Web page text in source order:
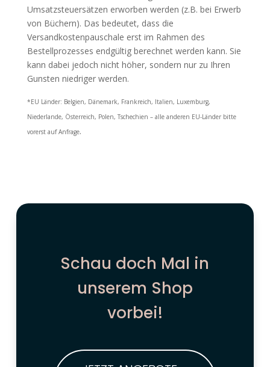
Umsatzsteuersätzen erworben werden (z.B. bei Erwerb
von Büchern). Das bedeutet, dass die
Versandkostenpauschale erst im Rahmen des
Bestellprozesses endgültig berechnet werden kann. Sie
kann dabei jedoch nicht höher, sondern nur zu Ihren
Gunsten niedriger werden.
*EU Länder: Belgien, Dänemark, Frankreich, Italien, Luxemburg,
Niederlande, Österreich, Polen, Tschechien – alle anderen EU-Länder bitte
vorerst auf Anfrage.
Schau doch Mal in
unserem Shop
vorbei!